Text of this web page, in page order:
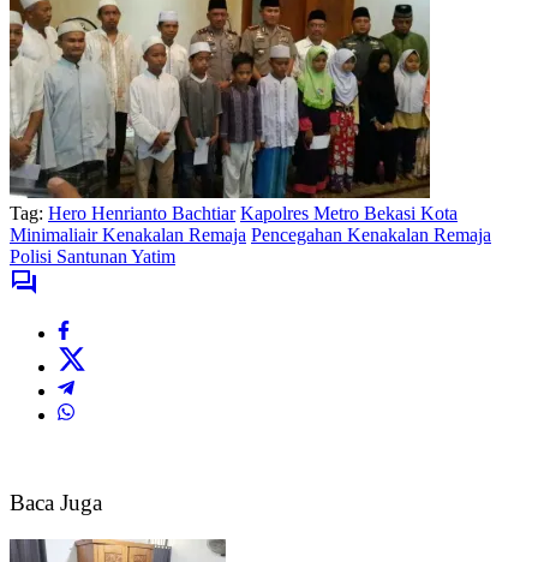
Tag: Hero Henrianto Bachtiar Kapolres Metro Bekasi Kota
Minimaliair Kenakalan Remaja Pencegahan Kenakalan Remaja
Polisi Santunan Yatim
Baca Juga